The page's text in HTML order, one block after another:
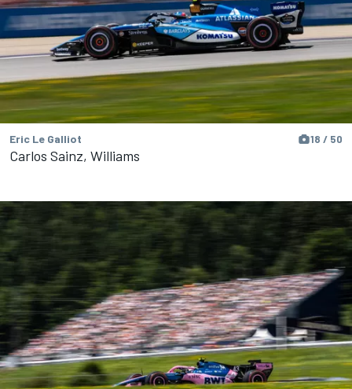
Eric Le Galliot 18 / 50
Carlos Sainz, Williams